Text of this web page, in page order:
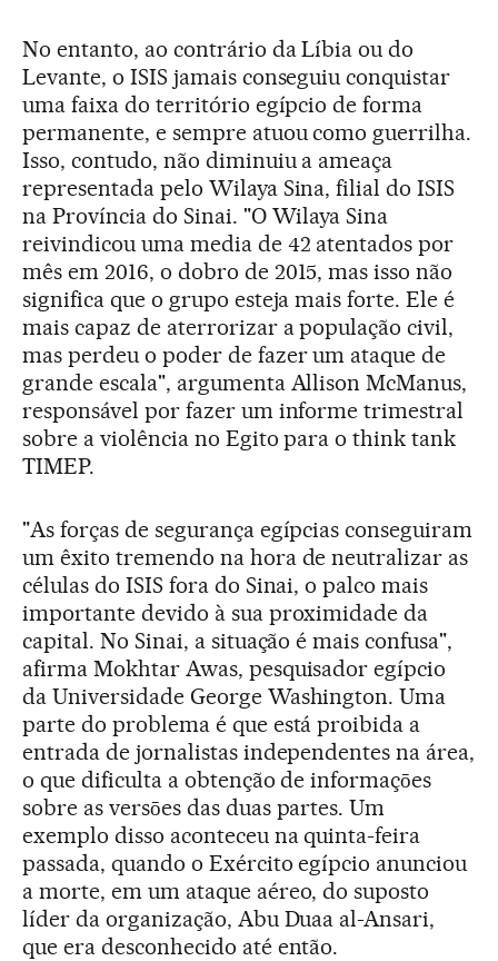
No entanto, ao contrário da Líbia ou do
Levante, o ISIS jamais conseguiu conquistar
uma faixa do território egípcio de forma
permanente, e sempre atuou como guerrilha.
Isso, contudo, não diminuiu a ameaça
representada pelo Wilaya Sina, filial do ISIS
na Província do Sinai. "O Wilaya Sina
reivindicou uma media de 42 atentados por
mês em 2016, o dobro de 2015, mas isso não
significa que o grupo esteja mais forte. Ele é
mais capaz de aterrorizar a população civil,
mas perdeu o poder de fazer um ataque de
grande escala", argumenta Allison McManus,
responsável por fazer um informe trimestral
sobre a violência no Egito para o think tank
TIMEP.
"As forças de segurança egípcias conseguiram
um êxito tremendo na hora de neutralizar as
células do ISIS fora do Sinai, o palco mais
importante devido à sua proximidade da
capital. No Sinai, a situação é mais confusa",
afirma Mokhtar Awas, pesquisador egípcio
da Universidade George Washington. Uma
parte do problema é que está proibida a
entrada de jornalistas independentes na área,
o que dificulta a obtenção de informaçōes
sobre as versōes das duas partes. Um
exemplo disso aconteceu na quinta-feira
passada, quando o Exército egípcio anunciou
a morte, em um ataque aéreo, do suposto
líder da organização, Abu Duaa al-Ansari,
que era desconhecido até então.